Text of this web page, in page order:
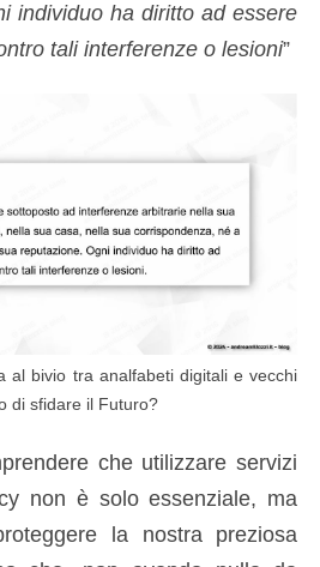
individuo ha diritto ad essere
tali interferenze o lesioni”
al bivio tra analfabeti digitali e vecchi
di sfidare il Futuro?
che utilizzare servizi
non è solo essenziale, ma
la nostra preziosa